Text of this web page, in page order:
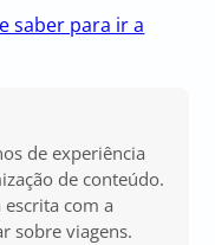
saber para ir a
de experiência
de conteúdo.
com a
sobre viagens.